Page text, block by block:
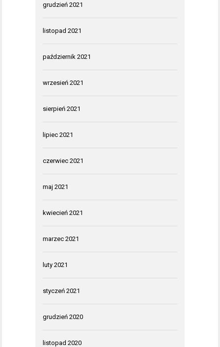
grudzień 2021
listopad 2021
październik 2021
wrzesień 2021
sierpień 2021
lipiec 2021
czerwiec 2021
maj 2021
kwiecień 2021
marzec 2021
luty 2021
styczeń 2021
grudzień 2020
listopad 2020